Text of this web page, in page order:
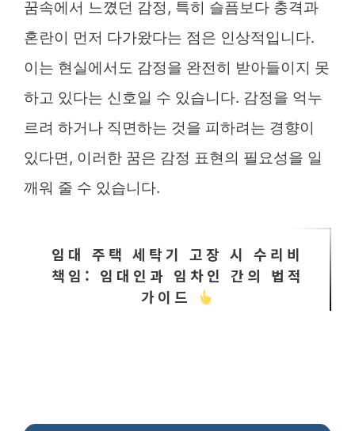
꿈속에서 느꼈던 감정, 특히 슬픔보다 충격과
혼란이 먼저 다가왔다는 점은 인상적입니다.
이는 현실에서도 감정을 완전히 받아들이지 못
하고 있다는 신호일 수 있습니다. 감정을 억누
르려 하거나 직면하는 것을 피하려는 경향이
있다면, 이러한 꿈은 감정 표현의 필요성을 일
깨워 줄 수 있습니다.
임대 주택 세탁기 고장 시 수리비
책임: 임대인과 임차인 간의 법적
가이드